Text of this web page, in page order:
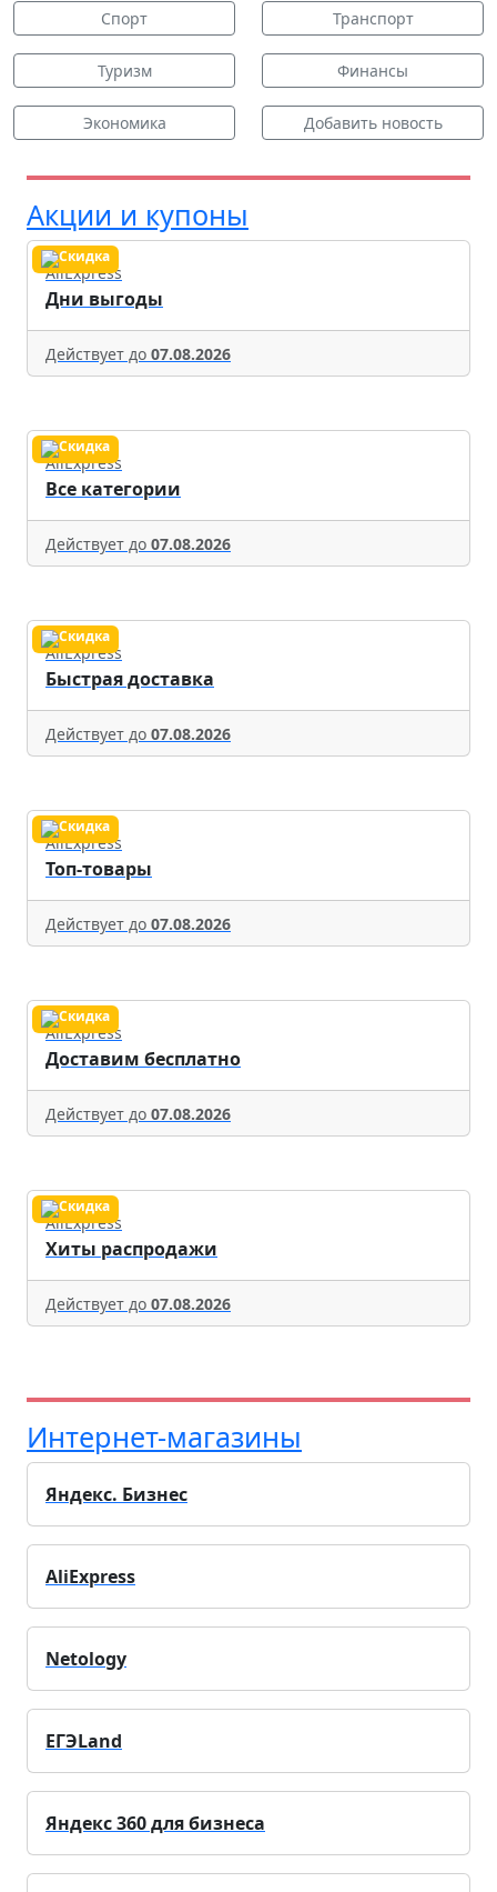
Спорт Транспорт
Туризм Финансы
Экономика Добавить новость
Акции и купоны
AliExpress
Дни выгоды
Действует до 07.08.2026
AliExpress
Все категории
Действует до 07.08.2026
AliExpress
Быстрая доставка
Действует до 07.08.2026
AliExpress
Топ-товары
Действует до 07.08.2026
AliExpress
Доставим бесплатно
Действует до 07.08.2026
AliExpress
Хиты распродажи
Действует до 07.08.2026
Интернет-магазины
Яндекс. Бизнес
AliExpress
Netology
ЕГЭLand
Яндекс 360 для бизнеса